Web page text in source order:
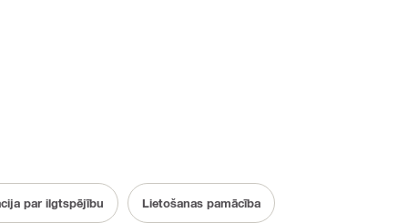
par ilgtspējību Lietošanas pamācība